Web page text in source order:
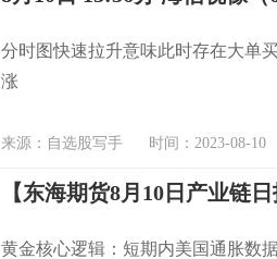
分时图快速拉升意味此时存在大单
涨
来源：自选股写手 时间：2023-08-10
黄金核心逻辑：短期内美国通胀数